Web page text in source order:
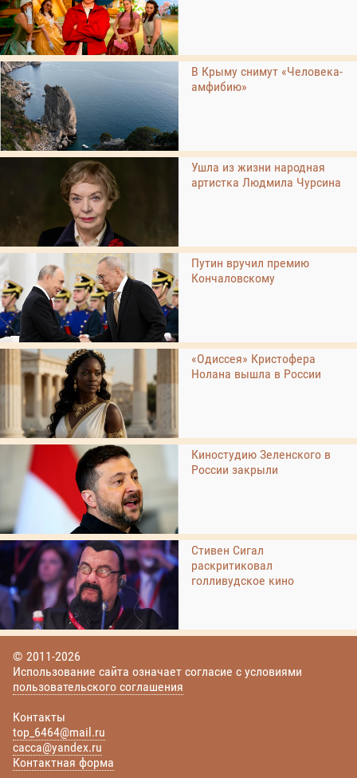
В Крыму снимут «Человека-
амфибию»
Ушла из жизни народная
артистка Людмила Чурсина
Путин вручил премию
Кончаловскому
«Одиссея» Кристофера
Нолана вышла в России
Киностудию Зеленского в
России закрыли
Стивен Сигал
раскритиковал
голливудское кино
© 2011-2026
Использование сайта означает согласие с условиями
пользовательского соглашения
Контакты
top_6464@mail.ru
cacca@yandex.ru
Контактная форма